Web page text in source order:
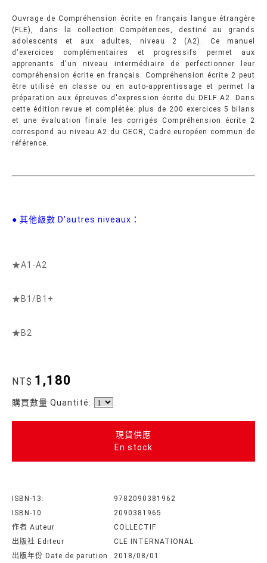
Ouvrage de Compréhension écrite en français langue étrangère
(FLE), dans la collection Compétences, destiné au grands
adolescents et aux adultes, niveau 2 (A2). Ce manuel
d'exercices complémentaires et progressifs permet aux
apprenants d'un niveau intermédiaire de perfectionner leur
compréhension écrite en français. Compréhension écrite 2 peut
être utilisé en classe ou en auto-apprentissage et permet la
préparation aux épreuves d'expression écrite du DELF A2. Dans
cette édition revue et complétée: plus de 200 exercices 5 bilans
et une évaluation finale les corrigés Compréhension écrite 2
correspond au niveau A2 du CECR, Cadre européen commun de
référence.
● 其他級數 D'autres niveaux：
★A1-A2
★B1/B1+
★B2
NT$ 1,180
購買數量 Quantité:
現貨供應
En stock
ISBN-13:
9782090381962
ISBN-10
2090381965
作者 Auteur
COLLECTIF
出版社 Editeur
CLE INTERNATIONAL
出版年份 Date de parution
2018/08/01